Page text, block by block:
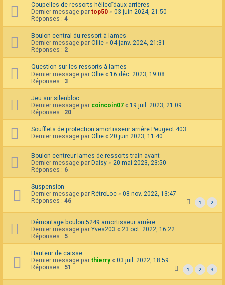
Coupelles de ressorts hélicoïdaux arrières
Dernier message par top50 « 03 juin 2024, 21:50
Réponses : 4
Boulon central du ressort à lames
Dernier message par Ollie « 04 janv. 2024, 21:31
Réponses : 2
Question sur les ressorts à lames
Dernier message par Ollie « 16 déc. 2023, 19:08
Réponses : 3
Jeu sur silenbloc
Dernier message par coincoin07 « 19 juil. 2023, 21:09
Réponses : 20
Soufflets de protection amortisseur arrière Peugeot 403
Dernier message par Ollie « 20 juin 2023, 11:40
Boulon centreur lames de ressorts train avant
Dernier message par Daisy « 20 mai 2023, 23:50
Réponses : 6
Suspension
Dernier message par RétroLoc « 08 nov. 2022, 13:47
Réponses : 46 1 2
Démontage boulon 5249 amortisseur arrière
Dernier message par Yves203 « 23 oct. 2022, 16:22
Réponses : 5
Hauteur de caisse
Dernier message par thierry« 03 juil. 2022, 18:59
Réponses : 51 1 2 3